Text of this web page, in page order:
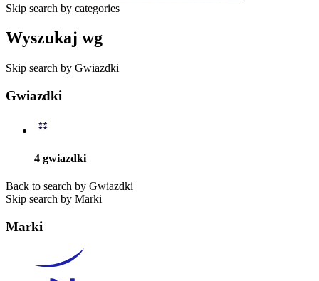
Skip search by categories
Wyszukaj wg
Skip search by Gwiazdki
Gwiazdki
4 gwiazdki
Back to search by Gwiazdki
Skip search by Marki
Marki